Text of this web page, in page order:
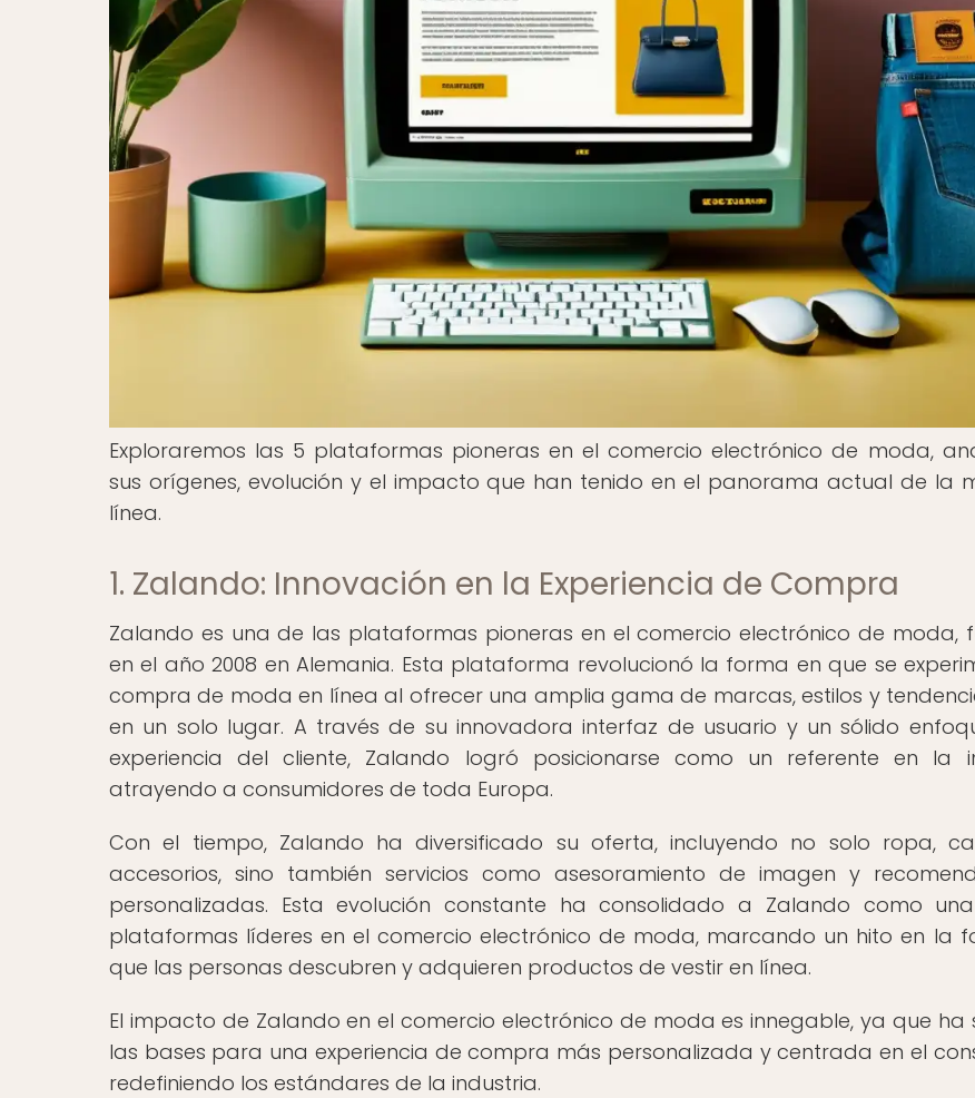
Exploraremos las 5 plataformas pioneras en el comercio electrónico de moda,
sus orígenes, evolución y el impacto que han tenido en el panorama actual de la
línea.
1. Zalando: Innovación en la Experiencia de Compra
Zalando es una de las plataformas pioneras en el comercio electrónico de moda,
en el año 2008 en Alemania. Esta plataforma revolucionó la forma en que se
compra de moda en línea al ofrecer una amplia gama de marcas, estilos y
en un solo lugar. A través de su innovadora interfaz de usuario y un sólido
experiencia del cliente, Zalando logró posicionarse como un referente en la
atrayendo a consumidores de toda Europa.
Con el tiempo, Zalando ha diversificado su oferta, incluyendo no solo ropa,
accesorios, sino también servicios como asesoramiento de imagen y
personalizadas. Esta evolución constante ha consolidado a Zalando como
plataformas líderes en el comercio electrónico de moda, marcando un hito en la
que las personas descubren y adquieren productos de vestir en línea.
El impacto de Zalando en el comercio electrónico de moda es innegable, ya que ha
las bases para una experiencia de compra más personalizada y centrada en el
redefiniendo los estándares de la industria.